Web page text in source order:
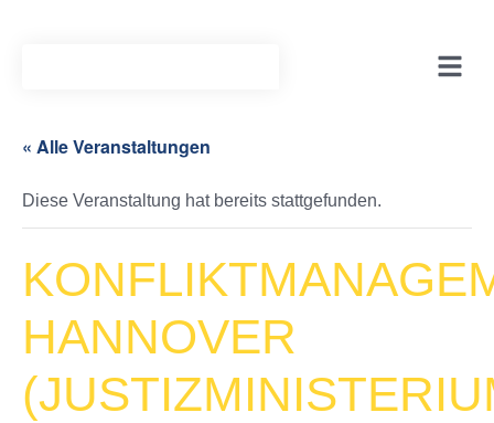
« Alle Veranstaltungen
Diese Veranstaltung hat bereits stattgefunden.
HANNOVER